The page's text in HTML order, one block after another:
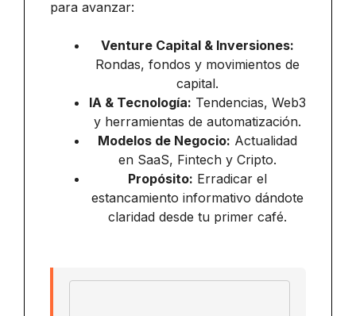
para avanzar:
Venture Capital & Inversiones:
Rondas, fondos y movimientos de
capital.
IA & Tecnología: Tendencias, Web3
y herramientas de automatización.
Modelos de Negocio: Actualidad
en SaaS, Fintech y Cripto.
Propósito: Erradicar el
estancamiento informativo dándote
claridad desde tu primer café.